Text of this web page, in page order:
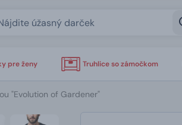
pre ženy Truhlice so zámočkom
"Evolution of Gardener"